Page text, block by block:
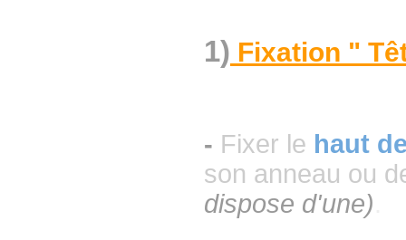
1) Fixation "
- Fixer le haut
son anneau ou
dispose d'une)